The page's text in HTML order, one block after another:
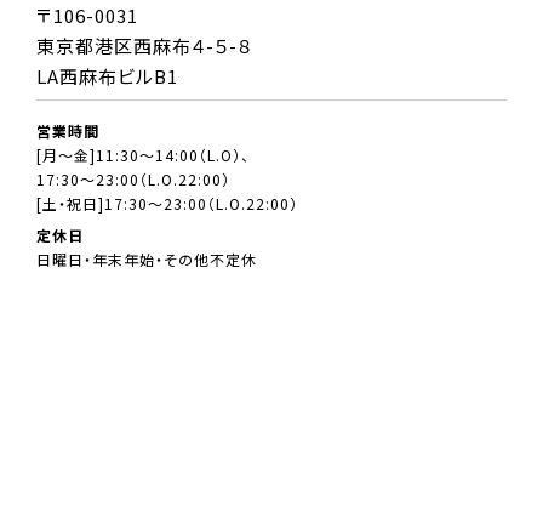
〒106-0031
東京都港区西麻布４-５-８
LA西麻布ビルB1
営業時間
[月～金]11:30～14:00（L.O）、
17:30～23:00（L.O.22:00）
[土・祝日]17:30～23:00（L.O.22:00）
定休日
日曜日・年末年始・その他不定休